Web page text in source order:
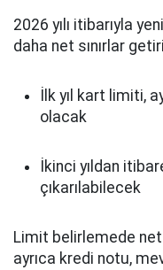
2026 yılı itibarıyla
daha net sınırlar
İlk yıl kart limiti,
olacak
İkinci yıldan
çıkarılabilecek
Limit belirlemede
ayrıca kredi notu,